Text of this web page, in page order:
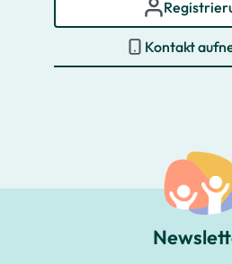
Kontakt